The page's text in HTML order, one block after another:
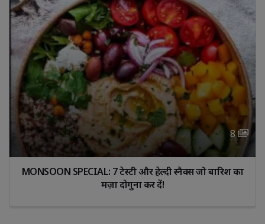
8
MONSOON SPECIAL: 7 टेस्टी और हेल्दी स्नैक्स जो बारिश का
मज़ा दोगुना कर दें!